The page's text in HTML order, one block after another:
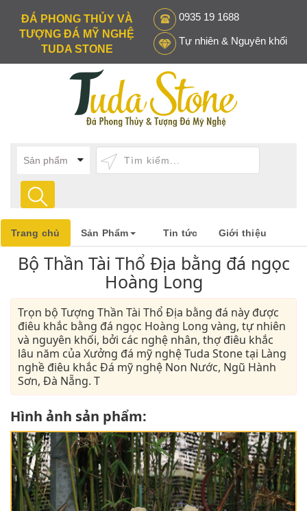
ĐÁ PHONG THỦY VÀ
TƯỢNG ĐÁ MỸ NGHỆ
TUDA STONE
0935 19 1688
Tự nhiên & Nguyên khối
Trang chủ Sản Phẩm Tin tức Giới thiệu
Bộ Thần Tài Thổ Địa bằng đá ngọc
Hoàng Long
Trọn bộ Tượng Thần Tài Thổ Địa bằng đá này được
điêu khắc bằng đá ngọc Hoàng Long vàng, tự nhiên
và nguyên khối, bởi các nghệ nhân, thợ điêu khắc
lâu năm của Xưởng đá mỹ nghệ Tuda Stone tại Làng
nghề điêu khắc Đá mỹ nghệ Non Nước, Ngũ Hành
Sơn, Đà Nẵng. T
Hình ảnh sản phẩm: